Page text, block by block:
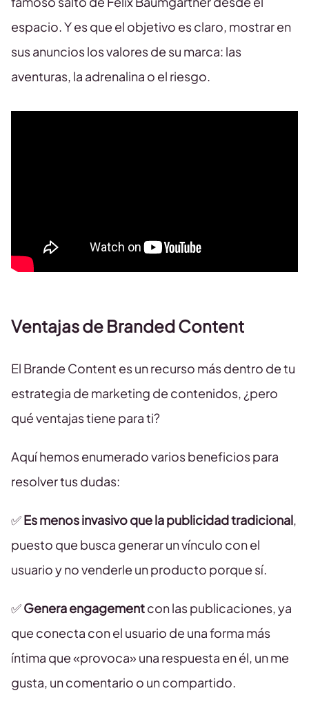
espacio. Y es que el objetivo es claro, mostrar en
sus anuncios los valores de su marca: las
aventuras, la adrenalina o el riesgo.
Ventajas de Branded Content
El Brande Content es un recurso más dentro de tu
estrategia de marketing de contenidos, ¿pero
qué ventajas tiene para ti?
Aquí hemos enumerado varios beneficios para
resolver tus dudas:
✅Es menos invasivo que la publicidad tradicional
puesto que busca generar un vínculo con el
usuario y no venderle un producto porque sí.
✅Genera engagementcon las publicaciones, ya
que conecta con el usuario de una forma más
íntima que «provoca» una respuesta en él, un me
gusta, un comentario o un compartido.